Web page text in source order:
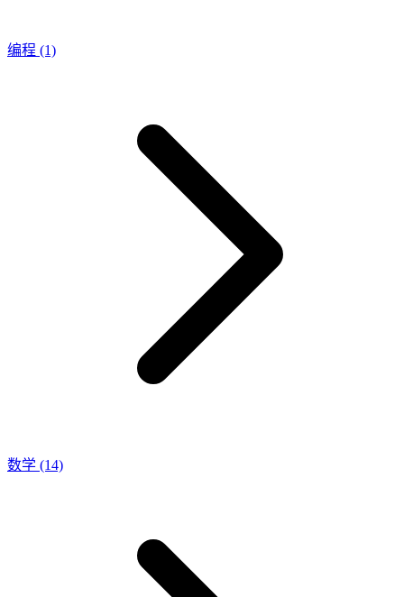
编程 (1)
数学 (14)